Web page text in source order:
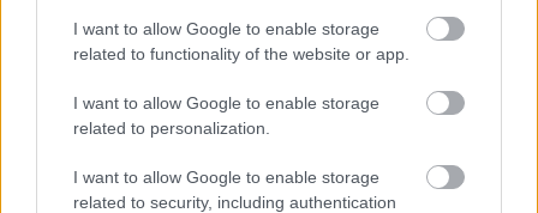
I want to allow Google to enable storage
related to functionality of the website or app.
I want to allow Google to enable storage
related to personalization.
I want to allow Google to enable storage
related to security, including authentication
nagy igazságokat kinyilatkoztatni, így jelen
értékelésem nem több, mint egy szubjektív
Chrome-gyorsteszt, 1. rész
vendégblogger •2008. szeptember 05.